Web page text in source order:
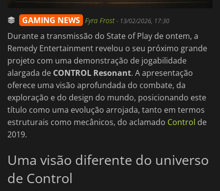
GAMING NEWS Fyra Frost- 13/02/2026, 17:30
Durante a transmissão do State of Play de ontem, a
Remedy Entertainment revelou o seu próximo grande
projeto com uma demonstração de jogabilidade
alargada de CONTROL Resonant. A apresentação
oferece uma visão aprofundada do combate, da
exploração e do design do mundo, posicionando este
título como uma evolução arrojada, tanto em termos
estruturais como mecânicos, do aclamado Control de
2019.
Uma visão diferente do universo
de Control